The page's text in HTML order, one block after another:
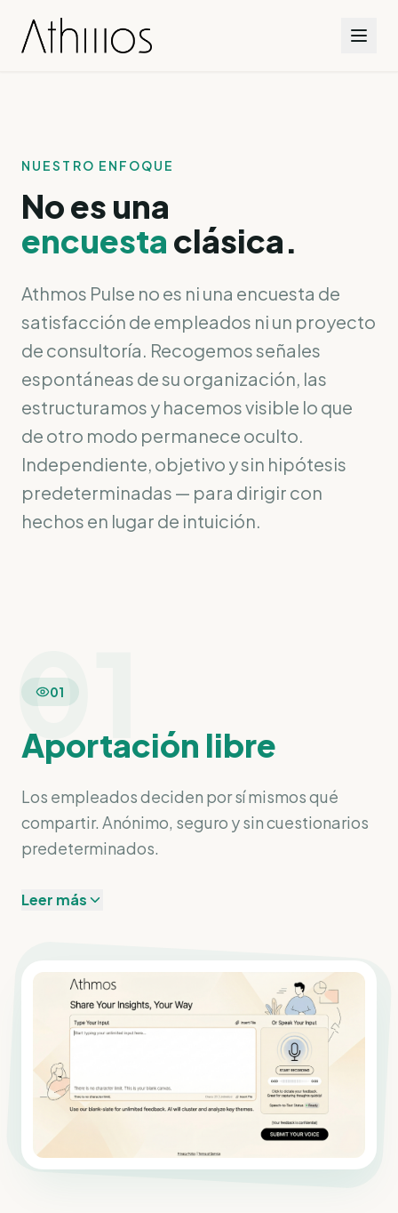
NUESTRO ENFOQUE
No es una
encuesta clásica.
Athmos Pulse no es ni una encuesta de
satisfacción de empleados ni un proyecto
de consultoría. Recogemos señales
espontáneas de su organización, las
estructuramos y hacemos visible lo que
de otro modo permanece oculto.
Independiente, objetivo y sin hipótesis
predeterminadas — para dirigir con
hechos en lugar de intuición.
01
01
Aportación libre
Los empleados deciden por sí mismos qué
compartir. Anónimo, seguro y sin cuestionarios
predeterminados.
Leer más